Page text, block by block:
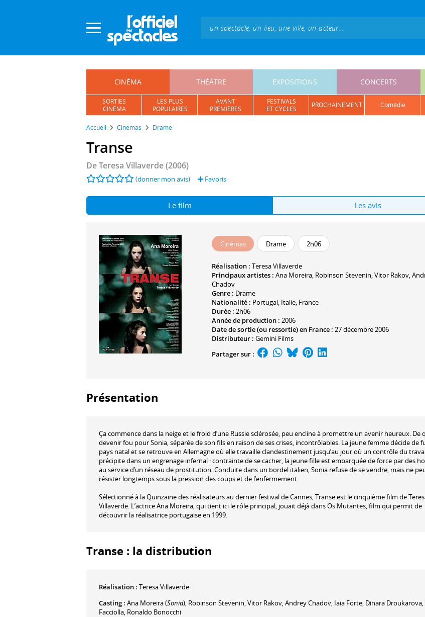
CINÉMA THÉÂTRE EXPOSITIONS CONCERTS
SORTIES
CINÉMA
LES PLUS
POPULAIRES
AVANT
PREMIÈRES
FESTIVALS
ET CYCLES
PROCHAINEMENT comédie
Accueil Cinémas Drame
Transe
DeTeresa Villaverde(2006)
(donner mon avis) Favoris
Le film Les avis
Cinémas Drame 2h06
Réalisation : Teresa Villaverde
Principaux artistes : Ana Moreira, Robinson Stevenin,Vitor Rakov,
Chadov
Genre : Drame
Nationalité : Portugal, Italie, France
Durée : 2h06
Année de production : 2006
Date de sortie (ou ressortie) en France : 27 décembre 2006
Distributeur : Gemini Films
Partager sur :
Présentation
Ça commence dans la neige et le froid d’une Russie sclérosée, peu encline à promettre un avenir heureux. De
devenir fou pour Sonia, séparée de son fils en raison de ses crises, incontrôlables. La jeune femme décide de
pays natal et se retrouve en Allemagne où elle travaille clandestinement jusqu’au jour où un contrôle du
précipite dans un engrenage infernal : contrainte de se cacher, la jeune fille est embarquée de force par des
au service d’un réseau de prostitution. Conduite dans un bordel italien, Sonia refuse de se vendre, mais ne
résister longtemps sous la pression des coups et de l’enfermement.
Sélectionné à la Quinzaine des réalisateurs au dernier festival de Cannes, Transe est le cinquième film de
Villaverde. L’actrice Ana Moreira, qui tient ici le rôle principal, jouait déjà dans Os Mutantes, film qui permit de
découvrir la réalisatrice portugaise en 1999.
Transe : la distribution
Réalisation : Teresa Villaverde
Casting : Ana Moreira(Sonia), Robinson Stevenin,Vitor Rakov,Andrey Chadov, Iaia Forte, Dinara Droukarova,
Facciolla, Ronaldo Bonocchi